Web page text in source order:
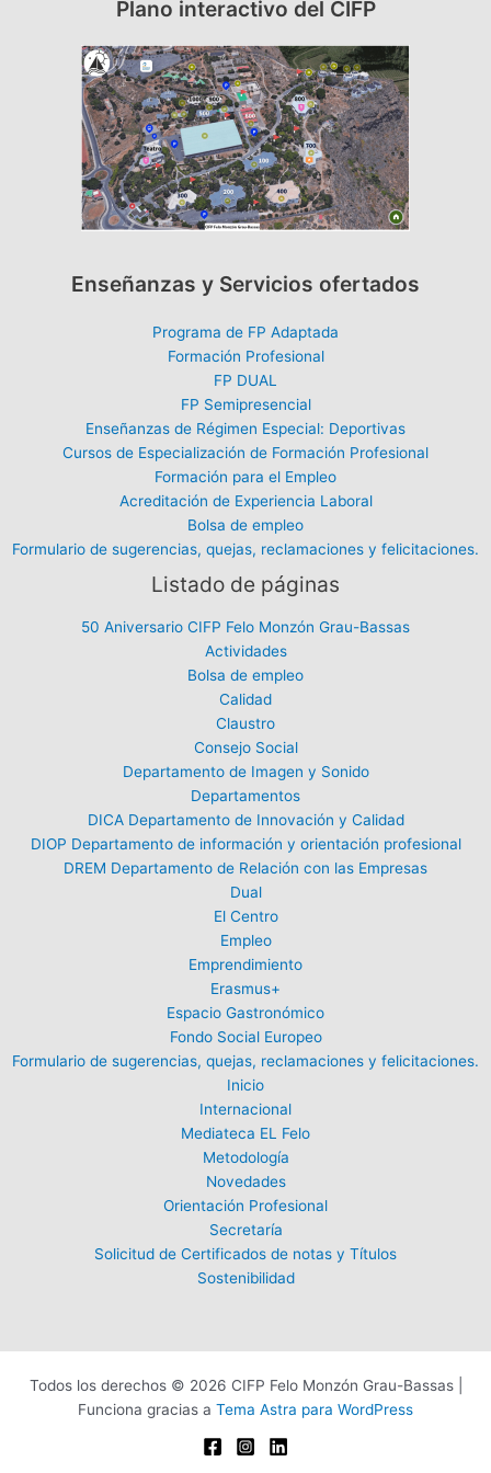
Plano interactivo del CIFP
Enseñanzas y Servicios ofertados
Programa de FP Adaptada
Formación Profesional
FP DUAL
FP Semipresencial
Enseñanzas de Régimen Especial: Deportivas
Cursos de Especialización de Formación Profesional
Formación para el Empleo
Acreditación de Experiencia Laboral
Bolsa de empleo
Formulario de sugerencias, quejas, reclamaciones y felicitaciones.
Listado de páginas
50 Aniversario CIFP Felo Monzón Grau-Bassas
Actividades
Bolsa de empleo
Calidad
Claustro
Consejo Social
Departamento de Imagen y Sonido
Departamentos
DICA Departamento de Innovación y Calidad
DIOP Departamento de información y orientación profesional
DREM Departamento de Relación con las Empresas
Dual
El Centro
Empleo
Emprendimiento
Erasmus+
Espacio Gastronómico
Fondo Social Europeo
Formulario de sugerencias, quejas, reclamaciones y felicitaciones.
Inicio
Internacional
Mediateca EL Felo
Metodología
Novedades
Orientación Profesional
Secretaría
Solicitud de Certificados de notas y Títulos
Sostenibilidad
Todos los derechos © 2026 CIFP Felo Monzón Grau-Bassas |
Funciona gracias a Tema Astra para WordPress